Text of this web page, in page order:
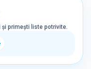
și primești liste potrivite.